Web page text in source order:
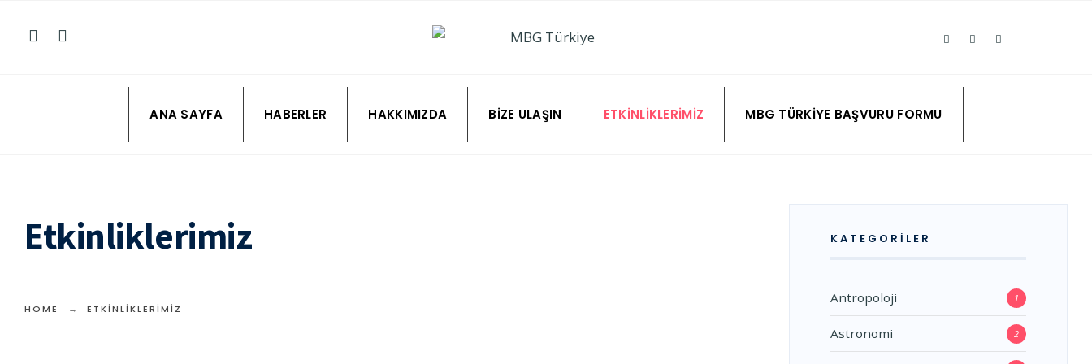
ANA SAYFA HABERLER HAKKIMIZDA BIZE ULAŞIN ETKINLIKLERIMIZ MBG TÜRKIYE BAŞVURU FORMU
Etkinliklerimiz
HOME ETKINLIKLERIMIZ
KATEGORILER
Antropoloji 1
Astronomi 2